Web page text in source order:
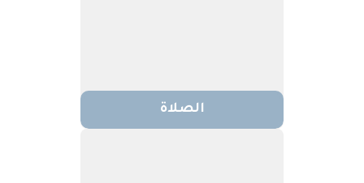
الصلاة